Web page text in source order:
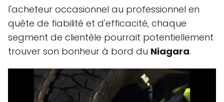
l'acheteur occasionnel au professionnel en
quête de fiabilité et d'efficacité, chaque
segment de clientèle pourrait potentiellement
trouver son bonheur à bord du Niagara.